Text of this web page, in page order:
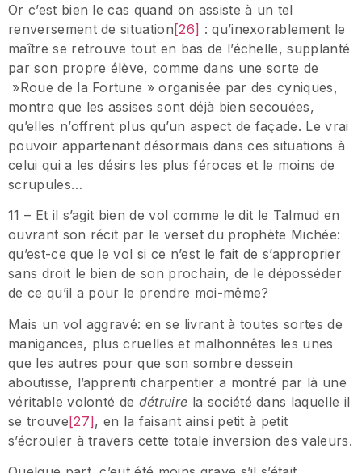
Or c’est bien le cas quand on assiste à un tel
renversement de situation[26] : qu’inexorablement le
maître se retrouve tout en bas de l’échelle, supplanté
par son propre élève, comme dans une sorte de
»Roue de la Fortune » organisée par des cyniques,
montre que les assises sont déjà bien secouées,
qu’elles n’offrent plus qu’un aspect de façade. Le vrai
pouvoir appartenant désormais dans ces situations à
celui qui a les désirs les plus féroces et le moins de
scrupules…
11 – Et il s’agit bien de vol comme le dit le Talmud en
ouvrant son récit par le verset du prophète Michée:
qu’est-ce que le vol si ce n’est le fait de s’approprier
sans droit le bien de son prochain, de le déposséder
de ce qu’il a pour le prendre moi-même?
Mais un vol aggravé: en se livrant à toutes sortes de
manigances, plus cruelles et malhonnêtes les unes
que les autres pour que son sombre dessein
aboutisse, l’apprenti charpentier a montré par là une
véritable volonté de détruire la société dans laquelle il
se trouve[27], en la faisant ainsi petit à petit
s’écrouler à travers cette totale inversion des valeurs.